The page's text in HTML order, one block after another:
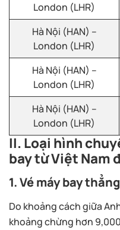
London (LHR)
Hà Nội (HAN) –
London (LHR)
Hà Nội (HAN) –
London (LHR)
Hà Nội (HAN) –
London (LHR)
II. Loại hình
bay từ Việt Nam
1. Vé máy bay
Do khoảng cách giữa
khoảng chừng hơn